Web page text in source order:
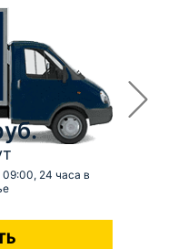
24 часа в